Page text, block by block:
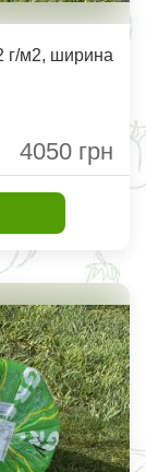
г/м2, ширина
4050 грн